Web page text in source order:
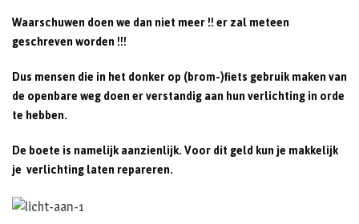
Waarschuwen doen we dan niet meer !! er zal meteen
geschreven worden !!!
Dus mensen die in het donker op (brom-)fiets gebruik maken van
de openbare weg doen er verstandig aan hun verlichting in orde
te hebben.
De boete is namelijk aanzienlijk. Voor dit geld kun je makkelijk
je verlichting laten repareren.